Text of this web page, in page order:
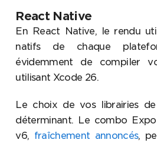
React Native
En React Native, le rendu
natifs de chaque
évidemment de compiler
utilisant Xcode 26.
Le choix de vos librairies
déterminant. Le combo
v6, fraîchement annoncés,